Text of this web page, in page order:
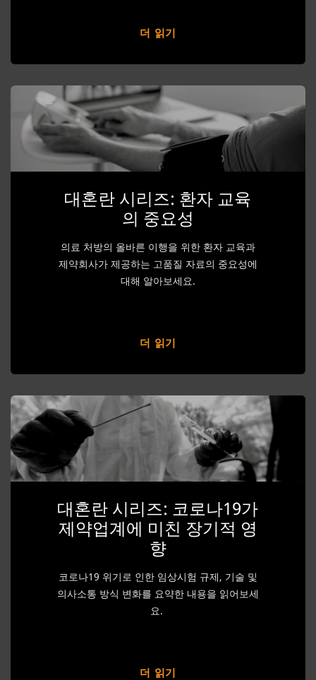
더 읽기
대혼란 시리즈: 환자 교육
의 중요성
의료 처방의 올바른 이행을 위한 환자 교육과
제약회사가 제공하는 고품질 자료의 중요성에
대해 알아보세요.
더 읽기
대혼란 시리즈: 코로나19가
제약업계에 미친 장기적 영
향
코로나19 위기로 인한 임상시험 규제, 기술 및
의사소통 방식 변화를 요약한 내용을 읽어보세
요.
더 읽기